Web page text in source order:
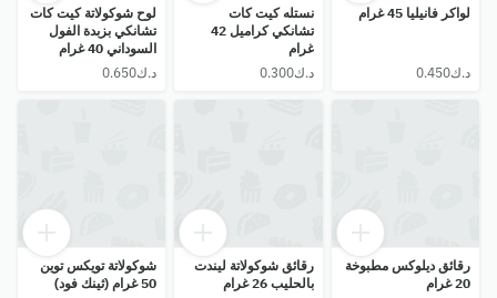
لواكر فانيليا 45 غرام
نستله كيت كات
تشانكي كراميل 42
غرام
⁦د.ك0.300⁩
لوح شوكولاتة كيت كات
تشانكي بزبدة الفول
السوداني 40 غرام
رقائق ديلوكس مطبوخة
20 غرام
رقائق شوكولاتة ليندت
بالحليب 26 غرام
شوكولاتة تويكس توين
50 غرام (ثينك فود)